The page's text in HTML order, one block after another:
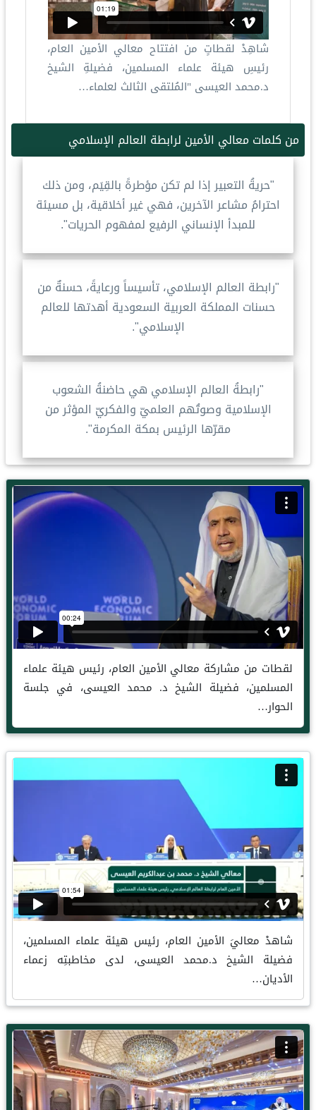
شاهِدْ لقطاتٍ من افتتاح معالي الأمين العام،
رئيسِ هيئة علماء المسلمين، فضيلةِ الشيخ
د.محمد العيسى "المُلتقى الثالث لعلماء…
من كلمات معالي الأمين لرابطة العالم الإسلامي
"حريةُ التعبير إذا لم تكن مؤطرةً بالقِيَم، ومن ذلك
احترامُ مشاعر الآخرين، فهي غير أخلاقية، بل مسيئة
للمبدأ الإنساني الرفيع لمفهوم الحريات".
"رابطة العالم الإسلامي، تأسيساً ورعايةً، حسنةٌ من
حسنات المملكة العربية السعودية أهدتها للعالم
الإسلامي".
"رابطةُ العالم الإسلامي هي حاضنةُ الشعوب
الإسلامية وصوتُهم العلميّ والفكريّ المؤثر من
مقرّها الرئيس بمكة المكرمة".
لقطات من مشاركة معالي الأمين العام، رئيس هيئة علماء
المسلمين، فضيلة الشيخ د. محمد العيسى، في جلسة
الحوار…
شاهدْ معاليَ الأمين العام، رئيس هيئة علماء المسلمين،
فضيلة الشيخ د.محمد العيسى، لدى مخاطبتِه زعماء
الأديان…